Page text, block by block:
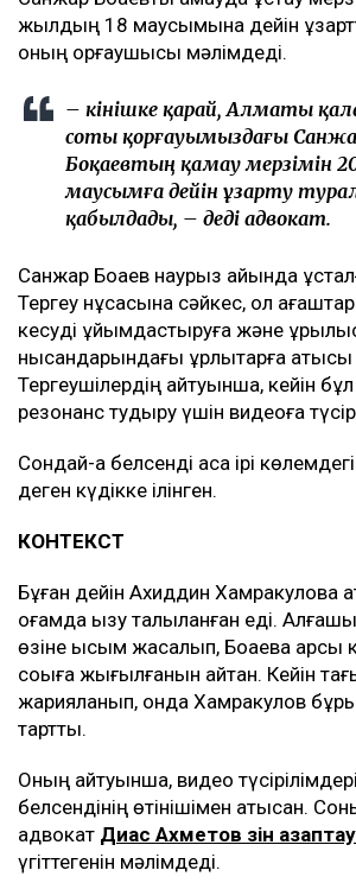
жылдың 18 маусымына дейін
оның қорғаушысы мәлімдеді.
– Өкінішке қарай, Алматы
соты қорғауымыздағы
Боқаевтың қамау мерзімін
маусымға дейін ұзарту
қабылдады, – деді адвокат.
Санжар Боқаев наурыз айында
Тергеу нұсқасына сәйкес, ол
кесуді ұйымдастыруға және
нысандарындағы ұрлықтарға
Тергеушілердің айтуынша, кейін бұл
резонанс тудыру үшін видеоға
Сондай-ақ белсенді аса ірі
деген күдікке ілінген.
КОНТЕКСТ
Бұған дейін Ахиддин Хамракуловқа
қоғамда қызу талқыланған еді.
өзіне қысым жасалып, Боқаевқа қарсы
соққыға жығылғанын айтқан. Кейін
жарияланып, онда Хамракулов
тартты.
Оның айтуынша, видео
белсендінің өтінішімен қатысқан.
адвокат Диас Ахметов өзін
үгіттегенін мәлімдеді.